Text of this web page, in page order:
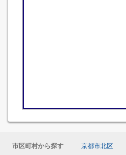
市区町村から探す
京都市北区